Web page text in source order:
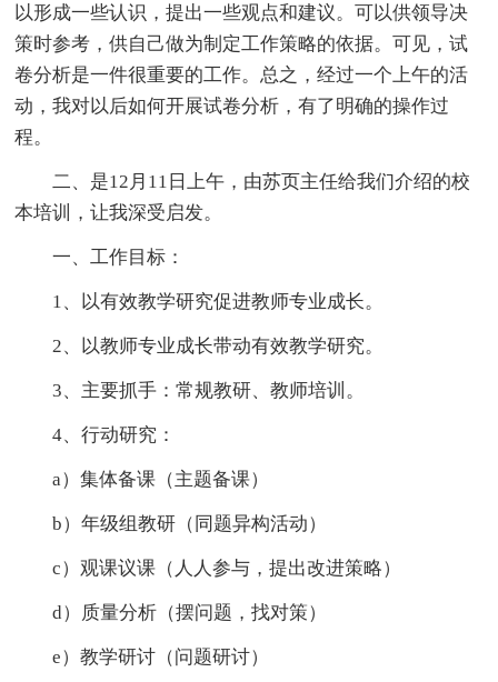
以形成一些认识，提出一些观点和建议。可以供领导决
策时参考，供自己做为制定工作策略的依据。可见，试
卷分析是一件很重要的工作。总之，经过一个上午的活
动，我对以后如何开展试卷分析，有了明确的操作过
程。
二、是12月11日上午，由苏页主任给我们介绍的校
本培训，让我深受启发。
一、工作目标：
1、以有效教学研究促进教师专业成长。
2、以教师专业成长带动有效教学研究。
3、主要抓手：常规教研、教师培训。
4、行动研究：
a）集体备课（主题备课）
b）年级组教研（同题异构活动）
c）观课议课（人人参与，提出改进策略）
d）质量分析（摆问题，找对策）
e）教学研讨（问题研讨）